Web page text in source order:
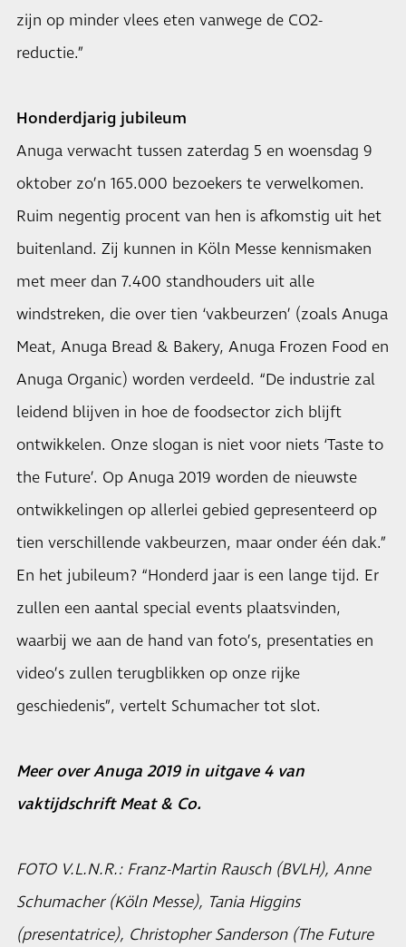
zijn op minder vlees eten vanwege de CO2-
reductie.”
Honderdjarig jubileum
Anuga verwacht tussen zaterdag 5 en woensdag 9
oktober zo’n 165.000 bezoekers te verwelkomen.
Ruim negentig procent van hen is afkomstig uit het
buitenland. Zij kunnen in Köln Messe kennismaken
met meer dan 7.400 standhouders uit alle
windstreken, die over tien ‘vakbeurzen’ (zoals Anuga
Meat, Anuga Bread & Bakery, Anuga Frozen Food en
Anuga Organic) worden verdeeld. “De industrie zal
leidend blijven in hoe de foodsector zich blijft
ontwikkelen. Onze slogan is niet voor niets ‘Taste to
the Future’. Op Anuga 2019 worden de nieuwste
ontwikkelingen op allerlei gebied gepresenteerd op
tien verschillende vakbeurzen, maar onder één dak.”
En het jubileum? “Honderd jaar is een lange tijd. Er
zullen een aantal special events plaatsvinden,
waarbij we aan de hand van foto’s, presentaties en
video’s zullen terugblikken op onze rijke
geschiedenis”, vertelt Schumacher tot slot.
Meer over Anuga 2019 in uitgave 4 van
vaktijdschrift Meat & Co.
FOTO V.L.N.R.: Franz-Martin Rausch (BVLH), Anne
Schumacher (Köln Messe), Tania Higgins
(presentatrice), Christopher Sanderson (The Future